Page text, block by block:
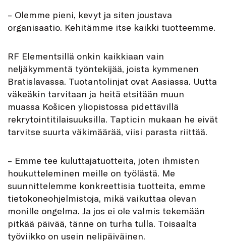
– Olemme pieni, kevyt ja siten joustava
organisaatio. Kehitämme itse kaikki tuotteemme.
RF Elementsillä onkin kaikkiaan vain
neljäkymmentä työntekijää, joista kymmenen
Bratislavassa. Tuotantolinjat ovat Aasiassa. Uutta
väkeäkin tarvitaan ja heitä etsitään muun
muassa Košicen yliopistossa pidettävillä
rekrytointitilaisuuksilla. Tapticin mukaan he eivät
tarvitse suurta väkimäärää, viisi parasta riittää.
– Emme tee kuluttajatuotteita, joten ihmisten
houkutteleminen meille on työlästä. Me
suunnittelemme konkreettisia tuotteita, emme
tietokoneohjelmistoja, mikä vaikuttaa olevan
monille ongelma. Ja jos ei ole valmis tekemään
pitkää päivää, tänne on turha tulla. Toisaalta
työviikko on usein nelipäiväinen.